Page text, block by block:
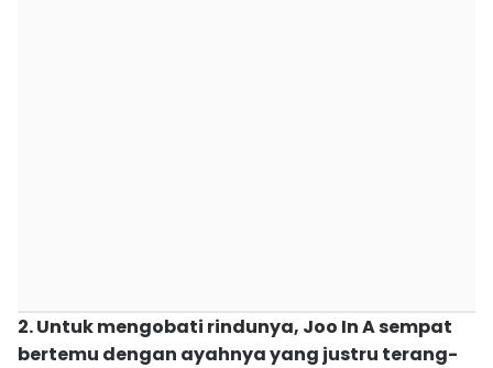
2. Untuk mengobati rindunya, Joo In A sempat
bertemu dengan ayahnya yang justru terang-